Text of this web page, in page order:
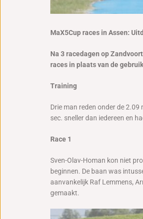
MaX5Cup races in Assen:
Na 3 racedagen op
races in plaats van de
Training
Drie man reden onder de
sec. sneller dan iedereen en
Race 1
Sven-Olav-Homan kon niet
beginnen. De baan was
aanvankelijk Raf Lemmens,
gemaakt.